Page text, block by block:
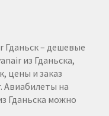
Гданьск – дешевые
из Гданьска,
цены и заказ
Авиабилеты на
Гданьска можно